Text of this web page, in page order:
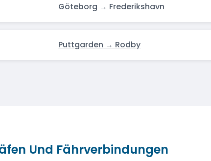
Göteborg → Frederikshavn
Puttgarden → Rodby
Und Fährverbindungen